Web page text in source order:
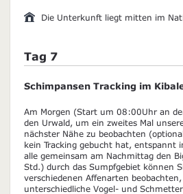
Die Unterkunft liegt mitten im
Tag 7
Schimpansen Tracking im
Am Morgen (Start um 08:00Uhr an
den Urwald, um ein zweites Mal
nächster Nähe zu beobachten
kein Tracking gebucht hat, entspannt
alle gemeinsam am Nachmittag den
Std.) durch das Sumpfgebiet können
verschiedenen Affenarten
unterschiedliche Vogel- und